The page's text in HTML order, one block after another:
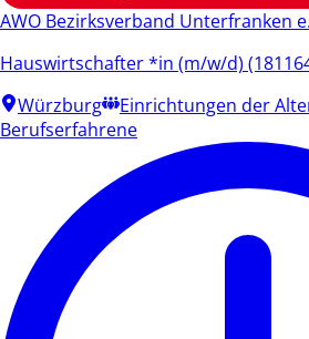
AWO Bezirksverband Unterfranken
Hauswirtschafter *in (m/w/d)
Würzburg
Einrichtungen der
Berufserfahrene